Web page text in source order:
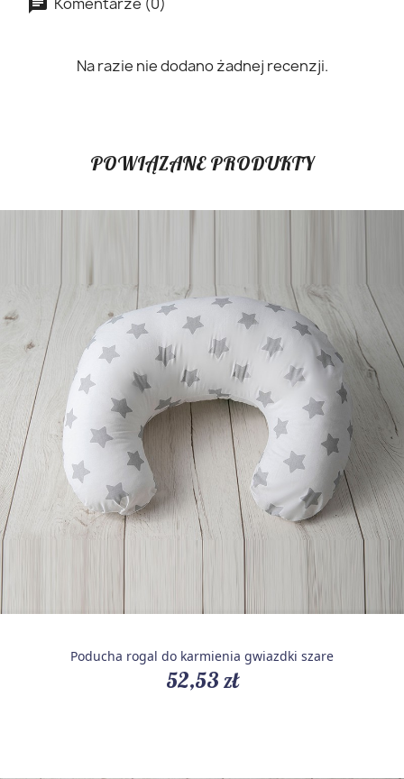
Na razie nie dodano żadnej recenzji.
POWIĄZANE PRODUKTY
Poducha rogal do karmienia gwiazdki szare
52,53 zł